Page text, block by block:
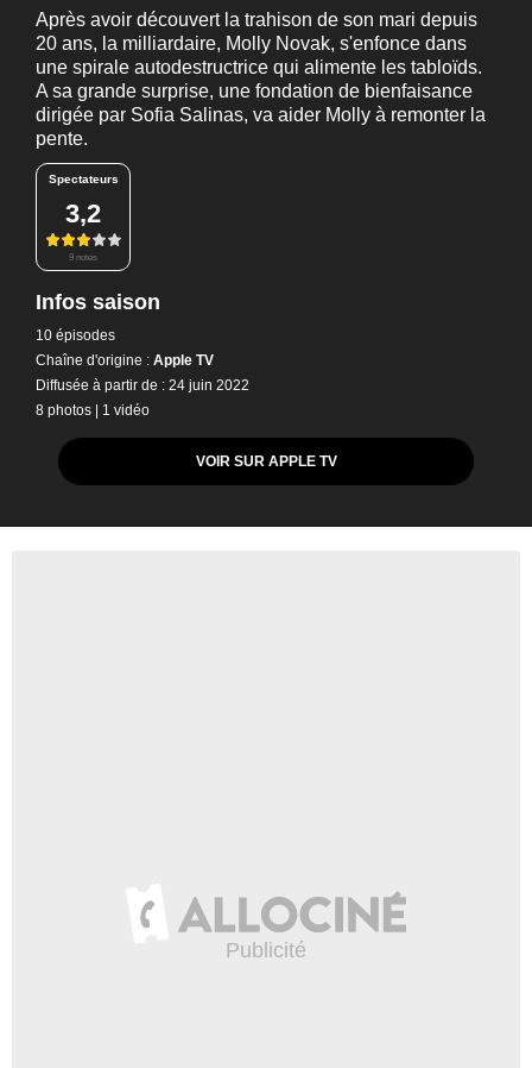
Après avoir découvert la trahison de son mari depuis
20 ans, la milliardaire, Molly Novak, s'enfonce dans
une spirale autodestructrice qui alimente les tabloïds.
A sa grande surprise, une fondation de bienfaisance
dirigée par Sofia Salinas, va aider Molly à remonter la
pente.
Spectateurs
3,2
9 notes
Infos saison
10 épisodes
Chaîne d'origine : Apple TV
Diffusée à partir de : 24 juin 2022
8 photos | 1 vidéo
VOIR SUR APPLE TV